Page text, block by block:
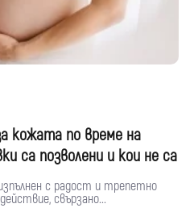
кожата по време на
са позволени и кои не са
с радост и трепетно
свързано...